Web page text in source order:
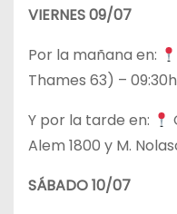
VIERNES 09/07
Por la mañana en:
Thames 63) –
Y por la tarde en:
Alem 1800 y M.
SÁBADO 10/07